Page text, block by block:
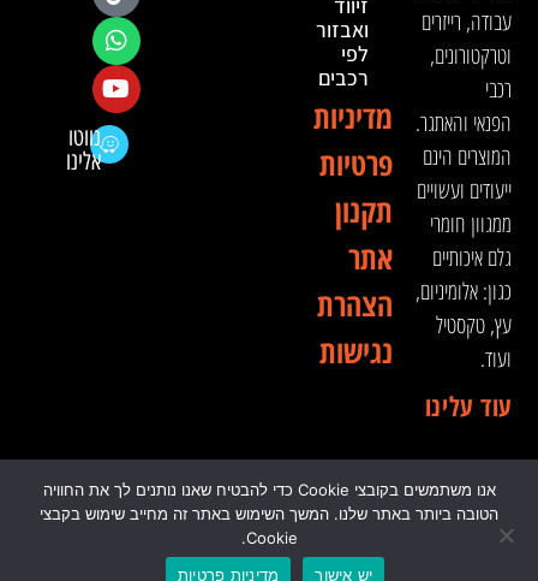
עבודה, רייזרים
וטרקטורונים,
רכבי
הפנאי והאתגר.
המוצרים הינם
ייעודים ועשויים
ממגוון חומרי
גלם איכותיים
כגון: אלומיניום,
עץ, טקסטיל
ועוד.
עוד עלינו
ואבזור
לפי
רכבים
מדיניות
פרטיות
תקנון
אתר
הצהרת
נגישות
נווטו
אלינו
© 2024 כל הזכויות שמורות לדה וינצ'י - הסדנא לאבזור
רכבי שטח
אנו משתמשים בקובצי Cookie כדי להבטיח שאנו נותנים לך את החוויה
הטובה ביותר באתר שלנו. המשך השימוש באתר זה מחייב שימוש בקבצי
Cookie.
יש אישור
מדיניות פרטיות